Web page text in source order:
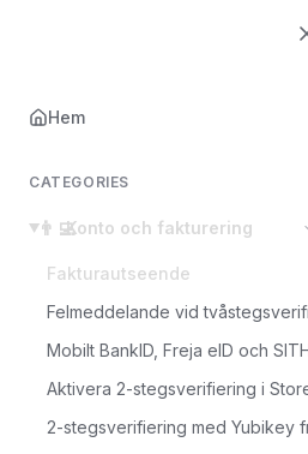
Hem
CATEGORIES
👨‍💻Konto och fakturering
Fakturautseende
Hem
S
Sophie
Kontakta oss om du har några